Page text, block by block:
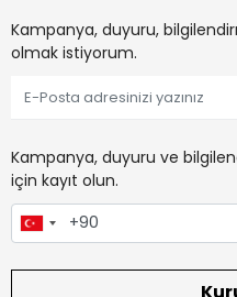
Kampanya, duyuru,
olmak istiyorum.
Kampanya, duyuru ve
için kayıt olun.